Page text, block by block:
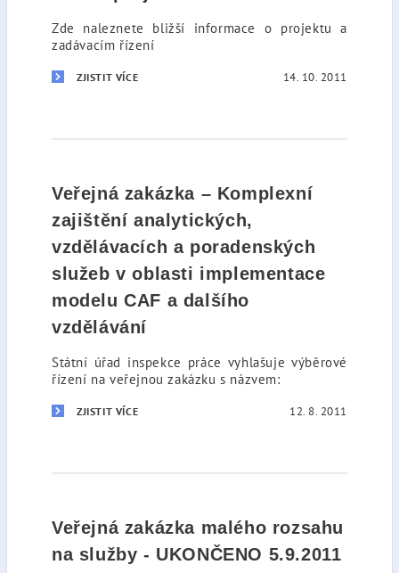
Zde naleznete bližší informace o projektu a
zadávacím řízení
ZJISTIT VÍCE 14. 10. 2011
Veřejná zakázka – Komplexní
zajištění analytických,
vzdělávacích a poradenských
služeb v oblasti implementace
modelu CAF a dalšího
vzdělávání
Státní úřad inspekce práce vyhlašuje výběrové
řízení na veřejnou zakázku s názvem:
ZJISTIT VÍCE 12. 8. 2011
Veřejná zakázka malého rozsahu
na služby - UKONČENO 5.9.2011